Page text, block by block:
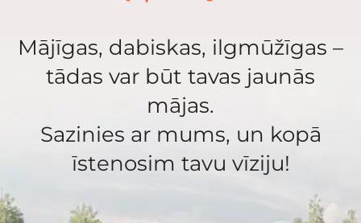
Mājīgas, dabiskas, ilgmūžīgas –
tādas var būt tavas jaunās
mājas.
Sazinies ar mums, un kopā
īstenosim tavu vīziju!